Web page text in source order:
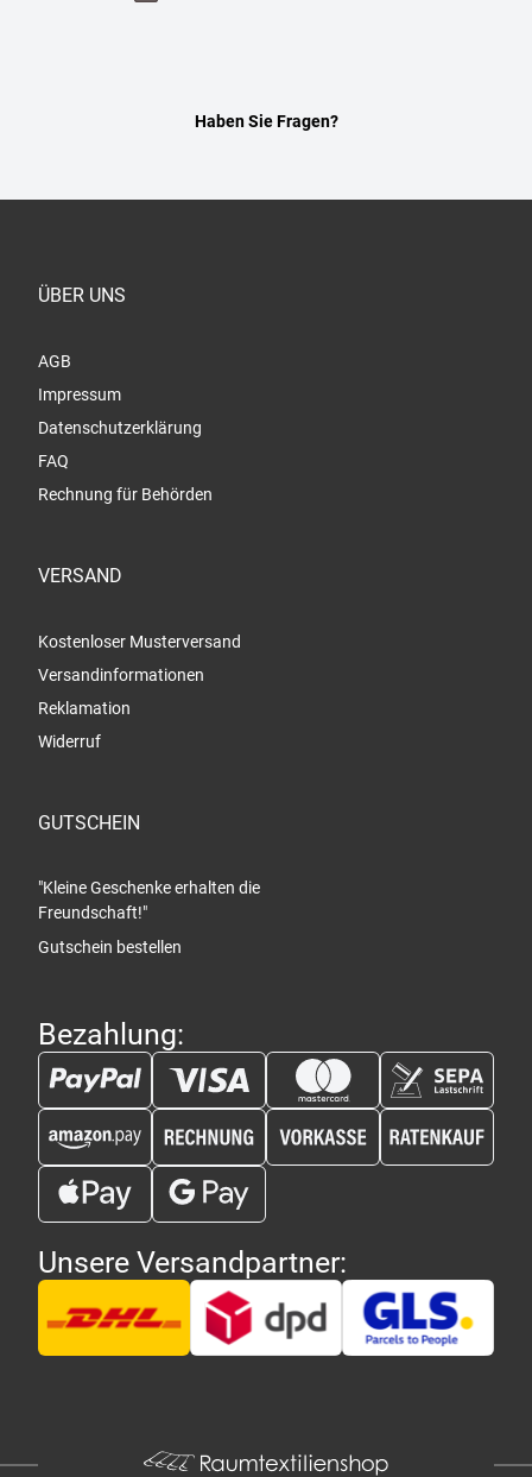
Haben Sie Fragen?
ÜBER UNS
AGB
Impressum
Datenschutzerklärung
FAQ
Rechnung für Behörden
VERSAND
Kostenloser Musterversand
Versandinformationen
Reklamation
Widerruf
GUTSCHEIN
"Kleine Geschenke erhalten die
Freundschaft!"
Gutschein bestellen
Bezahlung:
Unsere Versandpartner: